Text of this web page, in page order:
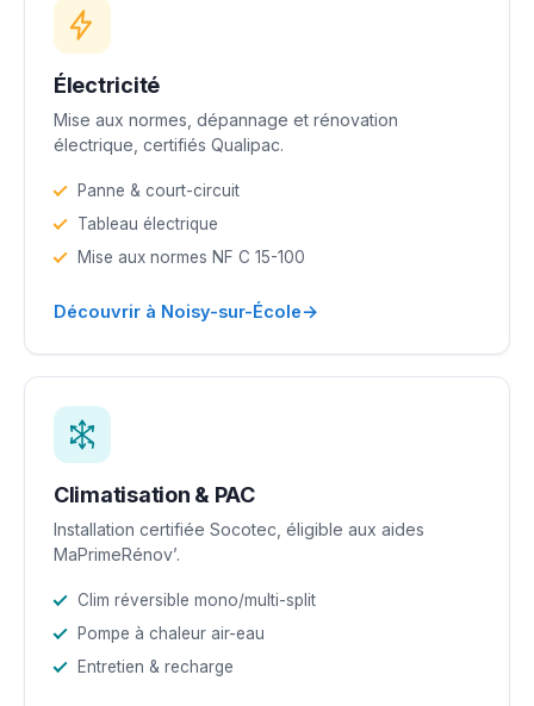
Électricité
Mise aux normes, dépannage et rénovation
électrique, certifiés Qualipac.
Panne & court-circuit
Tableau électrique
Mise aux normes NF C 15-100
Découvrir à Noisy-sur-École→
Climatisation & PAC
Installation certifiée Socotec, éligible aux aides
MaPrimeRénov’.
Clim réversible mono/multi-split
Pompe à chaleur air-eau
Entretien & recharge